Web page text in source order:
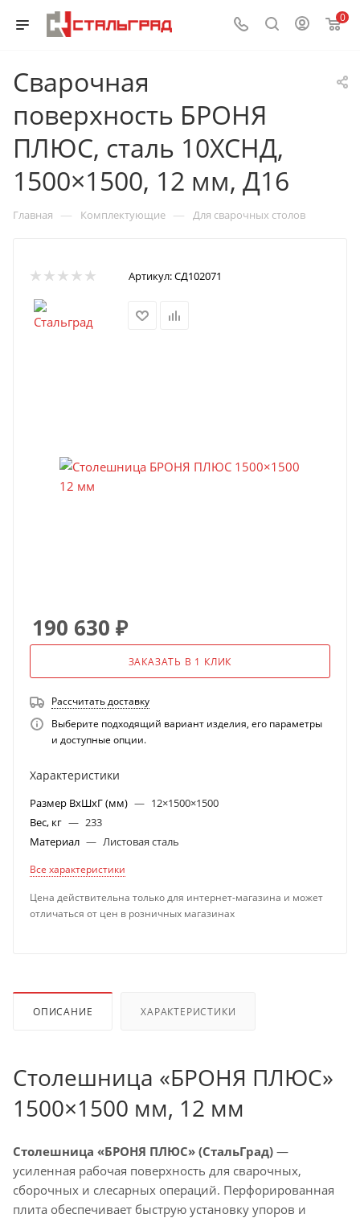
0
Сварочная
поверхность БРОНЯ
ПЛЮС, сталь 10ХСНД,
1500×1500, 12 мм, Д16
Главная — Комплектующие — Для сварочных столов
Артикул:СД102071
190 630 ₽
ЗАКАЗАТЬ В 1 КЛИК
Рассчитать доставку
Выберите подходящий вариант изделия, его параметры
и доступные опции.
Характеристики
Размер ВхШхГ (мм) — 12×1500×1500
Вес, кг — 233
Материал — Листовая сталь
Все характеристики
Цена действительна только для интернет-магазина и может
отличаться от цен в розничных магазинах
ОПИСАНИЕ ХАРАКТЕРИСТИКИ
Столешница «БРОНЯ ПЛЮС»
1500×1500 мм, 12 мм
Столешница «БРОНЯ ПЛЮС» (СтальГрад) —
усиленная рабочая поверхность для сварочных,
сборочных и слесарных операций. Перфорированная
плита обеспечивает быструю установку упоров и